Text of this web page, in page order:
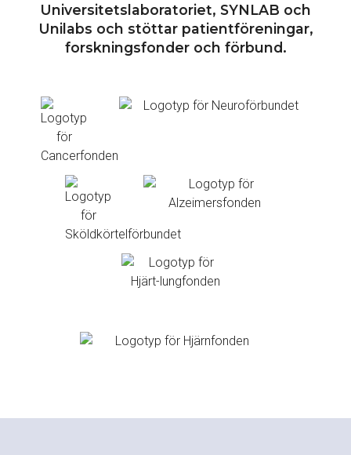
Universitetslaboratoriet, SYNLAB och
Unilabs och stöttar patientföreningar,
forskningsfonder och förbund.